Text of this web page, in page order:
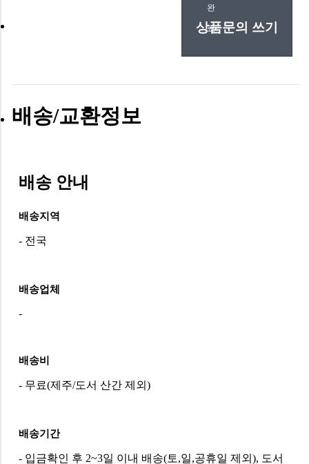
완
료
상품문의 쓰기
배송/교환정보
배송 안내
배송지역
- 전국
배송업체
-
배송비
- 무료(제주/도서 산간 제외)
배송기간
- 입금확인 후 2~3일 이내 배송(토,일,공휴일 제외), 도서